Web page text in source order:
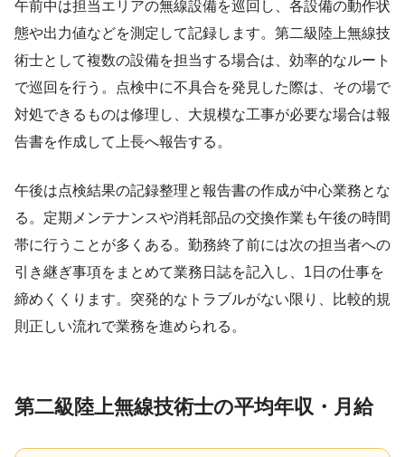
午前中は担当エリアの無線設備を巡回し、各設備の動作状
態や出力値などを測定して記録します。第二級陸上無線技
術士として複数の設備を担当する場合は、効率的なルート
で巡回を行う。点検中に不具合を発見した際は、その場で
対処できるものは修理し、大規模な工事が必要な場合は報
告書を作成して上長へ報告する。
午後は点検結果の記録整理と報告書の作成が中心業務とな
る。定期メンテナンスや消耗部品の交換作業も午後の時間
帯に行うことが多くある。勤務終了前には次の担当者への
引き継ぎ事項をまとめて業務日誌を記入し、1日の仕事を
締めくくります。突発的なトラブルがない限り、比較的規
則正しい流れで業務を進められる。
第二級陸上無線技術士の平均年収・月給